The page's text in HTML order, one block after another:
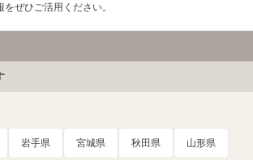
ぜひご活用ください。
岩手県 宮城県 秋田県 山形県